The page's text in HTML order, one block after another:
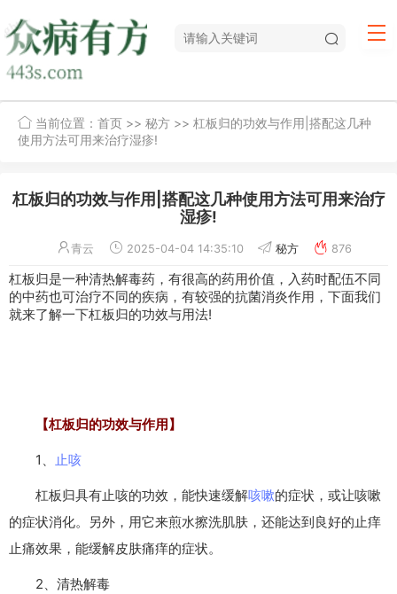
当前位置： 首页 >> 秘方 >> 杠板归的功效与作用|搭配这几种
使用方法可用来治疗湿疹!
杠板归的功效与作用|搭配这几种使用方法可用来治疗
湿疹!
青云 2025-04-04 14:35:10 秘方 876
杠板归是一种清热解毒药，有很高的药用价值，入药时配伍不同
的中药也可治疗不同的疾病，有较强的抗菌消炎作用，下面我们
就来了解一下杠板归的功效与用法!
【杠板归的功效与作用】
1、 止咳
杠板归具有止咳的功效，能快速缓解咳嗽的症状，或让咳嗽
的症状消化。另外，用它来煎水擦洗肌肤，还能达到良好的止痒
止痛效果，能缓解皮肤痛痒的症状。
2、清热解毒